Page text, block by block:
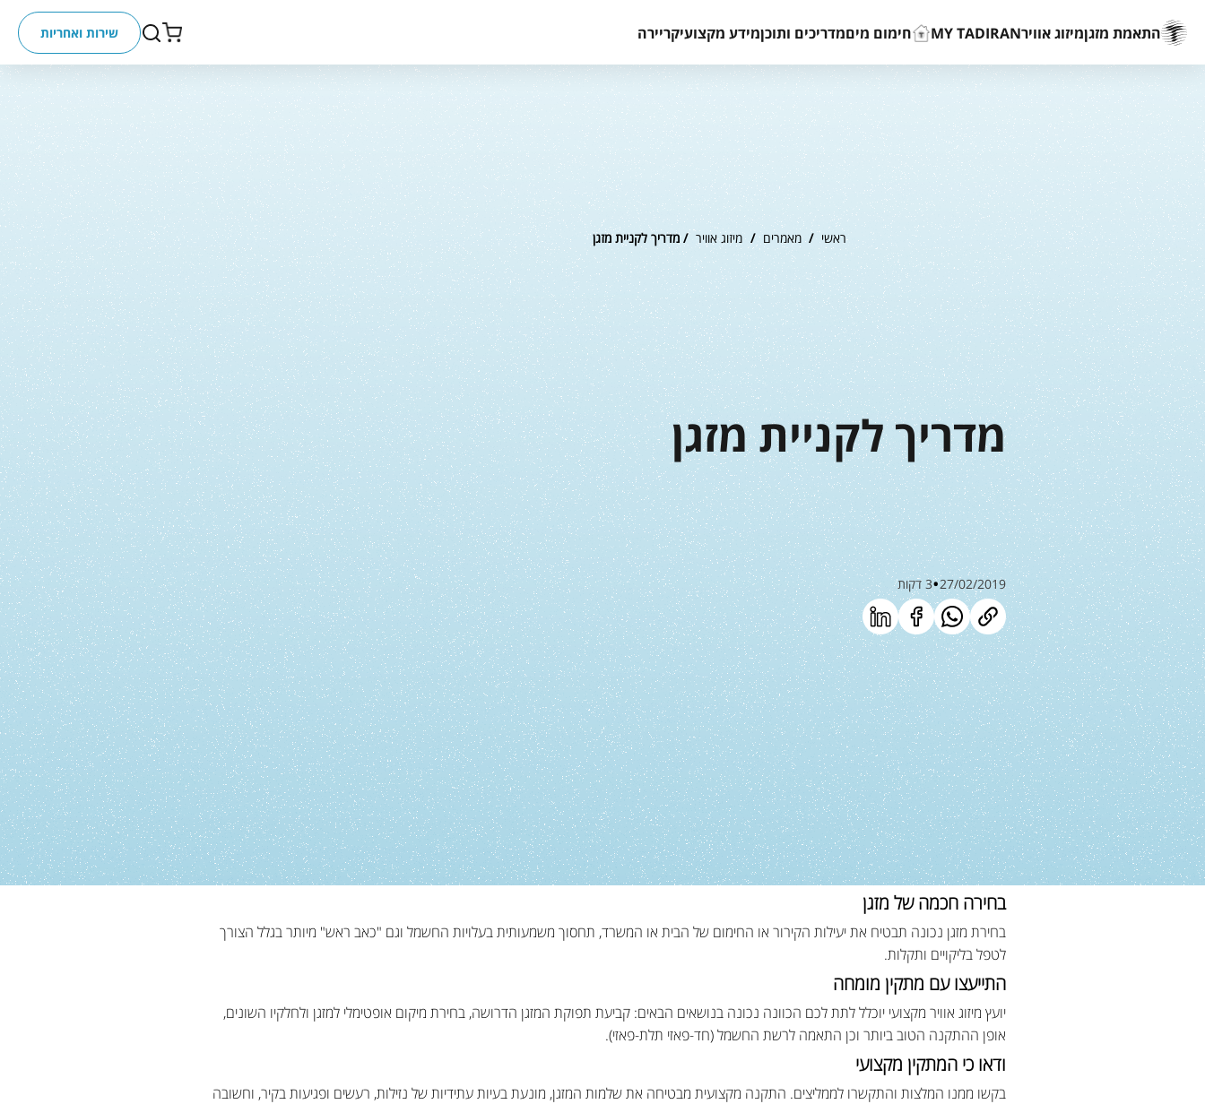
התאמת מזגןמיזוג אווירMY TADIRAN חימום מיםמדריכים ותוכןמידע מקצועיקריירה שירות ואחריות
ראשי / מאמרים / מיזוג אוויר / מדריך לקניית מזגן
מדריך לקניית מזגן
27/02/2019 3 דקות
בחירה חכמה של מזגן
בחירת מזגן נכונה תבטיח את יעילות הקירור או החימום של הבית או המשרד, תחסוך משמעותית בעלויות החשמל וגם "כאב ראש" מיותר בגלל הצורך
לטפל בליקויים ותקלות.
התייעצו עם מתקין מומחה
יועץ מיזוג אוויר מקצועי יוכלל לתת לכם הכוונה נכונה בנושאים הבאים: קביעת תפוקת המזגן הדרושה, בחירת מיקום אופטימלי למזגן ולחלקיו השונים,
אופן ההתקנה הטוב ביותר וכן התאמה לרשת החשמל (חד-פאזי תלת-פאזי).
ודאו כי המתקין מקצועי
בקשו ממנו המלצות והתקשרו לממליצים. התקנה מקצועית מבטיחה את שלמות המזגן, מונעת בעיות עתידיות של נזילות, רעשים ופגיעות בקיר, וחשובה